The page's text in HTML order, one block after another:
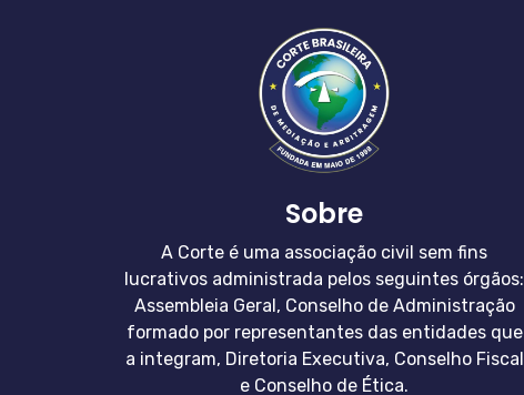
Sobre
A Corte é uma associação civil sem fins
lucrativos administrada pelos seguintes órgãos:
Assembleia Geral, Conselho de Administração
formado por representantes das entidades que
a integram, Diretoria Executiva, Conselho Fiscal
e Conselho de Ética.